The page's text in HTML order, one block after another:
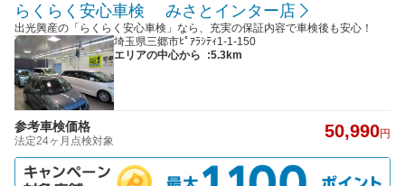
らくらく安心車検 みさとインター店
出光興産の「らくらく安心車検」なら、充実の保証内容で車検後も安心！
埼玉県三郷市ﾋﾟｱﾗｼﾃｨ1-1-150
エリアの中心から
:5.3km
参考車検価格
法定24ヶ月点検対象 50,990円